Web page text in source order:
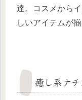
達。コスメから
しいアイテムが揃
癒し系ナチ